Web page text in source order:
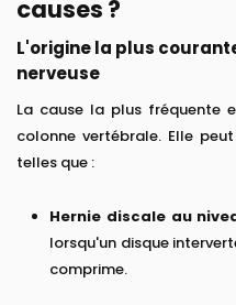
causes ?
L'origine la plus
nerveuse
La cause la plus fréquente
colonne vertébrale. Elle
telles que :
Hernie discale au
lorsqu'un disque
comprime.